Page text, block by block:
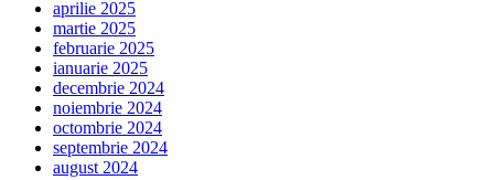
aprilie 2025
martie 2025
februarie 2025
ianuarie 2025
decembrie 2024
noiembrie 2024
octombrie 2024
septembrie 2024
august 2024